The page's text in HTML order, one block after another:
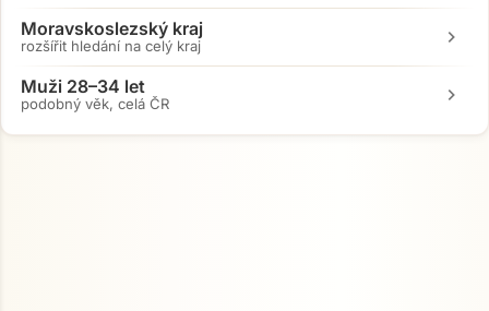
Moravskoslezský kraj
rozšířit hledání na celý kraj chevron_right
Muži 28–34 let
podobný věk, celá ČR chevron_right